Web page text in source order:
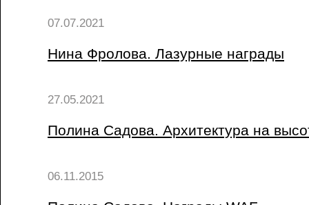
07.07.2021
Нина Фролова. Лазурные награды
27.05.2021
Полина Садова. Архитектура на
06.11.2015